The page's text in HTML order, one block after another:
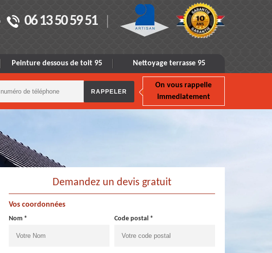
06 13 50 59 51
Peinture dessous de toit 95 Nettoyage terrasse 95
On vous rappelle
immediatement
Demandez un devis gratuit
Vos coordonnées
Nom * Code postal *